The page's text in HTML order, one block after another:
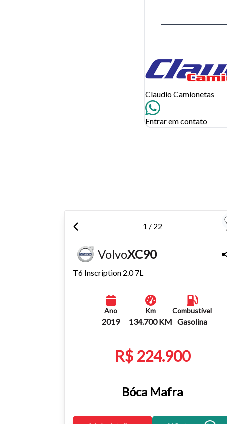
Claudio Camionetas
Entrar em contato
1 / 22
VolvoXC90
T6 Inscription 2.0 7L
Ano
2019
Km
134.700 KM
Combustível
Gasolina
R$ 224.900
Bóca Mafra